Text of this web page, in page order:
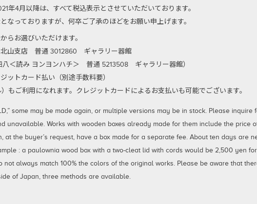
年4月以降は、すべて税込表示とさせていただいております。
なっておりますが、何卒ご了承のほどをお願い申上げます。
らお選びいただけます。
山支店 普通 3012860 ギャラリー器館
＜読み ヨンヨンハチ＞ 普通 5213508 ギャラリー器館）
ットカード払い（別途手数料要）
もご利用になれます。クレジットカードによるお支払いも可能でございます。
some may be made again, or multiple versions may be in stock. Please
unavailable. Works with wooden boxes already made for them include the price
at the buyer’s request, have a box made for a separate fee. About ten days are
: a paulownia wood box with a two-cleat lid with cords would be 2,500 yen
not always match 100% the colors of the original works. Please be aware that
of Japan, three methods are available.